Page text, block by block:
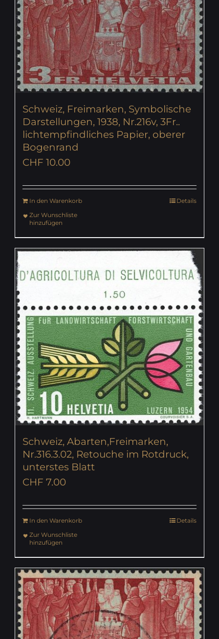
Schweiz, Freimarken, Symbolische
Darstellungen, 1938, Nr.216v, 3Fr..
lichtempfindliches Papier, oberer
Bogenrand
CHF 10.00
In den Warenkorb
Details
Zur Wunschliste
hinzufügen
Schweiz, Abarten,Freimarken,
Nr.316.3.02, Retouche im Rotdruck,
unterstes Blatt
CHF 7.00
In den Warenkorb
Details
Zur Wunschliste
hinzufügen